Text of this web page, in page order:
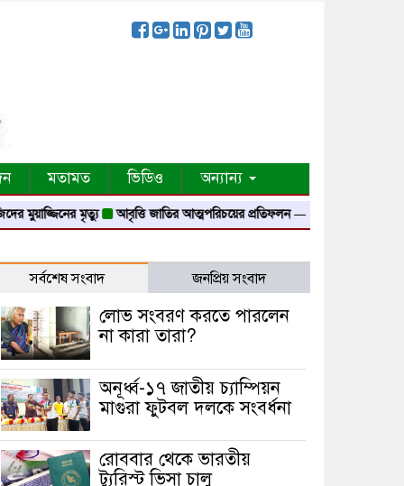
মতামত ভিডিও অন্যান্য
মৃত্যু আবৃত্তি জাতির আত্মপরিচয়ের প্রতিফলন — সংস্কৃতি মন্ত্রী
সর্বশেষ সংবাদ জনপ্রিয় সংবাদ
লোভ সংবরণ করতে পারলেন
না কারা তারা?
অনূর্ধ্ব-১৭ জাতীয় চ্যাম্পিয়ন
মাগুরা ফুটবল দলকে সংবর্ধনা
রোববার থেকে ভারতীয়
ট্যুরিস্ট ভিসা চালু